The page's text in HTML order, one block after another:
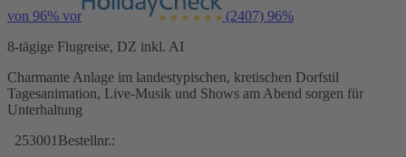
von 96% vor (2407) 96%
8-tägige Flugreise, DZ inkl. AI
Charmante Anlage im landestypischen, kretischen Dorfstil
Tagesanimation, Live-Musik und Shows am Abend sorgen für
Unterhaltung
253001 Bestellnr.: